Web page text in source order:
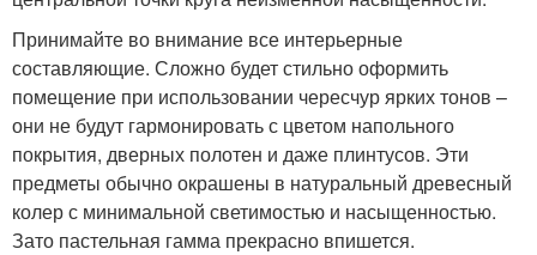
Принимайте во внимание все интерьерные
составляющие. Сложно будет стильно оформить
помещение при использовании чересчур ярких тонов –
они не будут гармонировать с цветом напольного
покрытия, дверных полотен и даже плинтусов. Эти
предметы обычно окрашены в натуральный древесный
колер с минимальной светимостью и насыщенностью.
Зато пастельная гамма прекрасно впишется.